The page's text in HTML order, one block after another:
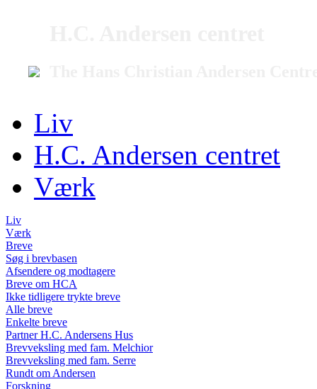
Liv
H.C. Andersen centret
Værk
Liv
Værk
Breve
Søg i brevbasen
Afsendere og modtagere
Breve om HCA
Ikke tidligere trykte breve
Alle breve
Enkelte breve
Partner H.C. Andersens Hus
Brevveksling med fam. Melchior
Brevveksling med fam. Serre
Rundt om Andersen
Forskning